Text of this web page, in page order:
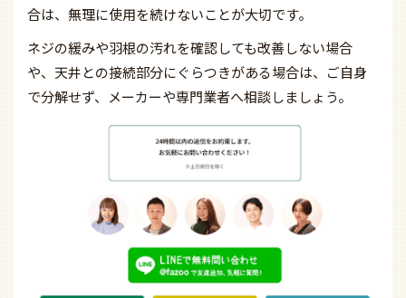
合は、無理に使用を続けないことが大切です。
ネジの緩みや羽根の汚れを確認しても改善しない場合
や、天井との接続部分にぐらつきがある場合は、ご自身
で分解せず、メーカーや専門業者へ相談しましょう。